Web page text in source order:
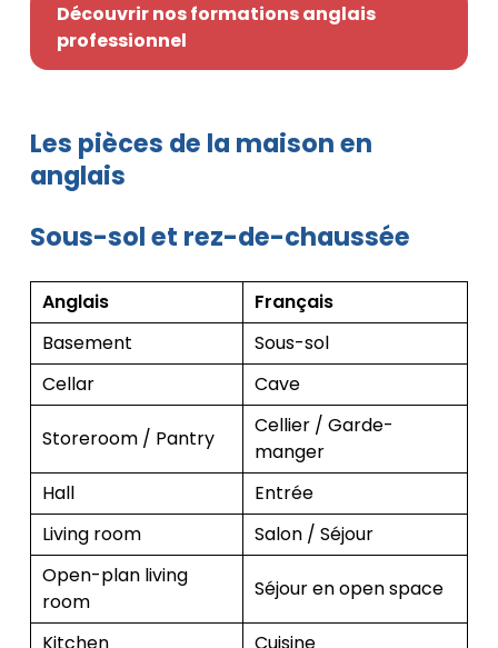
Découvrir nos formations anglais
professionnel
Les pièces de la maison en
anglais
Sous-sol et rez-de-chaussée
Anglais
Français
Basement
Sous-sol
Cellar
Cave
Storeroom / Pantry
Cellier / Garde-
manger
Hall
Entrée
Living room
Salon / Séjour
Open-plan living
room
Séjour en open space